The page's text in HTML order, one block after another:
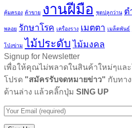
คุ้มครอง ค้าขาย งานฝีมือ ชุดปลูกว่าน ต
พลอย รักษาโรค เครื่องราง เมตตา เมล็ดพันธ์
โป่งข่าม ไม้ประดับ ไม้มงคล
Signup for Newsletter
เพื่อให้คุณไม่พลาดในสินค้าใหม่ๆและ
โปรด "สมัครรับจดหมายข่าว" กับทา
ด้านล่าง แล้วคลิ๊กปุ่ม SING UP